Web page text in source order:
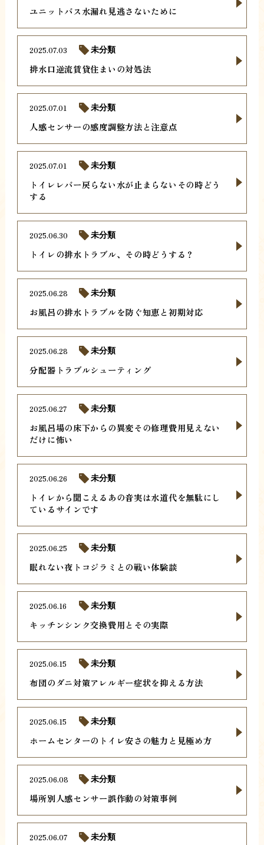
ユニットバス水漏れ見逃さないために
排水口逆流賃貸住まいの対処法
2025.07.03 未分類
人感センサーの感度調整方法と注意点
2025.07.01 未分類
トイレレバー戻らない水が止まらないその時どう
する
2025.07.01 未分類
トイレの排水トラブル、その時どうする？
2025.06.30 未分類
お風呂の排水トラブルを防ぐ知恵と初期対応
2025.06.28 未分類
分配器トラブルシューティング
2025.06.28 未分類
お風呂場の床下からの異変その修理費用見えない
だけに怖い
2025.06.27 未分類
トイレから聞こえるあの音実は水道代を無駄にし
ているサインです
2025.06.26 未分類
眠れない夜トコジラミとの戦い体験談
2025.06.25 未分類
キッチンシンク交換費用とその実際
2025.06.16 未分類
布団のダニ対策アレルギー症状を抑える方法
2025.06.15 未分類
ホームセンターのトイレ安さの魅力と見極め方
2025.06.15 未分類
場所別人感センサー誤作動の対策事例
2025.06.08 未分類
2025.06.07 未分類